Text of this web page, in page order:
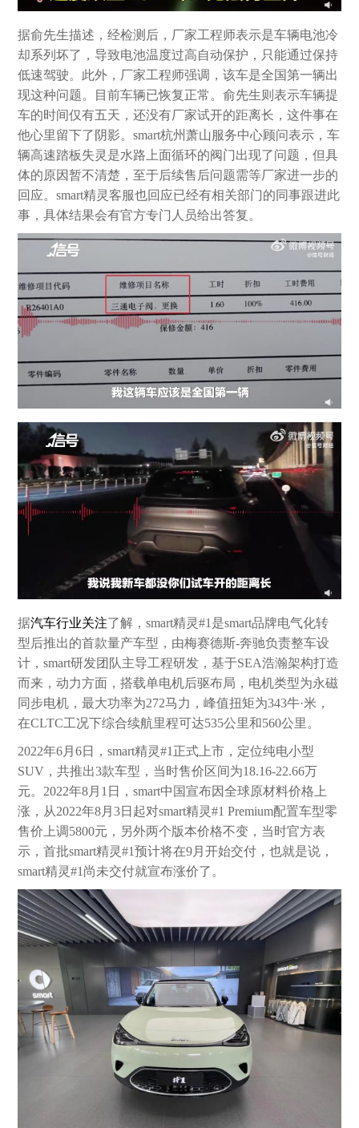
据俞先生描述，经检测后，厂家工程师表示是车辆电池冷
却系列坏了，导致电池温度过高自动保护，只能通过保持
低速驾驶。此外，厂家工程师强调，该车是全国第一辆出
现这种问题。目前车辆已恢复正常。俞先生则表示车辆提
车的时间仅有五天，还没有厂家试开的距离长，这件事在
他心里留下了阴影。smart杭州萧山服务中心顾问表示，车
辆高速踏板失灵是水路上面循环的阀门出现了问题，但具
体的原因暂不清楚，至于后续售后问题需等厂家进一步的
回应。smart精灵客服也回应已经有相关部门的同事跟进此
事，具体结果会有官方专门人员给出答复。
据汽车行业关注了解，smart精灵#1是smart品牌电气化转
型后推出的首款量产车型，由梅赛德斯-奔驰负责整车设
计，smart研发团队主导工程研发，基于SEA浩瀚架构打造
而来，动力方面，搭载单电机后驱布局，电机类型为永磁
同步电机，最大功率为272马力，峰值扭矩为343牛·米，
在CLTC工况下综合续航里程可达535公里和560公里。
2022年6月6日，smart精灵#1正式上市，定位纯电小型
SUV，共推出3款车型，当时售价区间为18.16-22.66万
元。2022年8月1日，smart中国宣布因全球原材料价格上
涨，从2022年8月3日起对smart精灵#1 Premium配置车型零
售价上调5800元，另外两个版本价格不变，当时官方表
示，首批smart精灵#1预计将在9月开始交付，也就是说，
smart精灵#1尚未交付就宣布涨价了。